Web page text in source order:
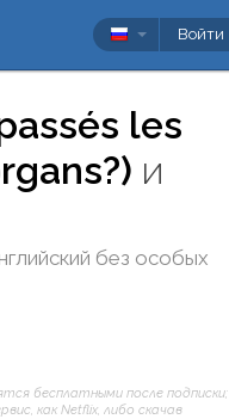
Войти
les
и
без особых
бесплатными после подписки;
как Netflix, либо скачав